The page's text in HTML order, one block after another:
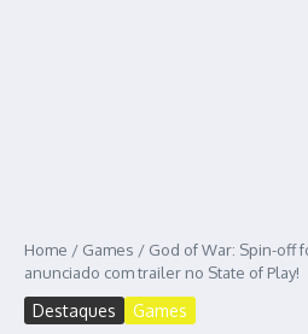
Home / Games / God of War: Spin-off
anunciado com trailer no State of Play!
Destaques Games